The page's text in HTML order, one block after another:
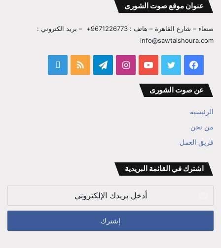
عنوان موقع صوت الشورى
صنعاء – شارع القاهرة – هاتف : 9671226773+ – بريد الكتروني :
info@sawtalshoura.com
فيسبوك تويتر يوتيوب انستقرامتيلقرام ملخص
عن صوت الشورى
الرئيسية
من نحن
فريق العمل
اشترك في القائمة البريدية
الإلكتروني